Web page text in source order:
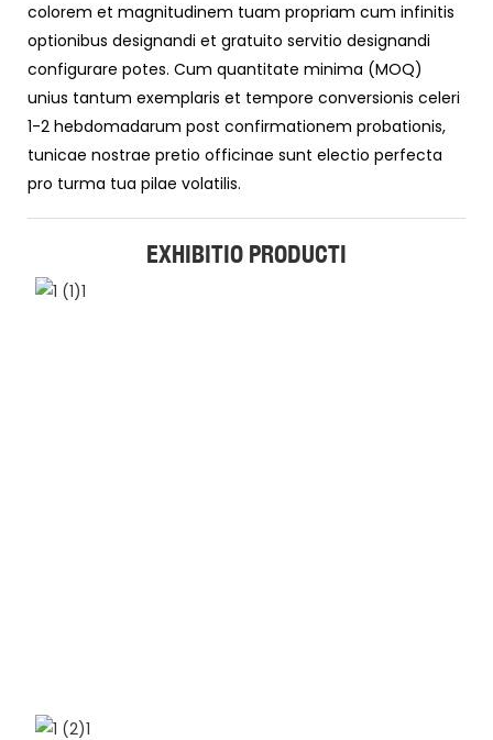
colorem et magnitudinem tuam propriam cum infinitis
optionibus designandi et gratuito servitio designandi
configurare potes. Cum quantitate minima (MOQ)
unius tantum exemplaris et tempore conversionis celeri
1-2 hebdomadarum post confirmationem probationis,
tunicae nostrae pretio officinae sunt electio perfecta
pro turma tua pilae volatilis.
EXHIBITIO PRODUCTI